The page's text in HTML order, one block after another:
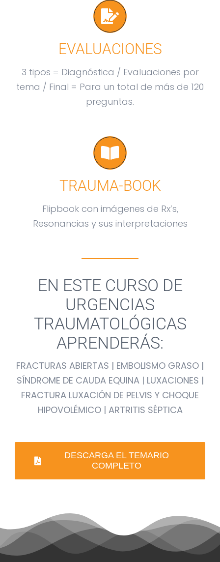
EVALUACIONES
3 tipos = Diagnóstica / Evaluaciones por
tema / Final = Para un total de más de 120
preguntas.
TRAUMA-BOOK
Flipbook con imágenes de Rx’s,
Resonancias y sus interpretaciones
EN ESTE CURSO DE
URGENCIAS
TRAUMATOLÓGICAS
APRENDERÁS:
FRACTURAS ABIERTAS | EMBOLISMO GRASO |
SÍNDROME DE CAUDA EQUINA | LUXACIONES |
FRACTURA LUXACIÓN DE PELVIS Y CHOQUE
HIPOVOLÉMICO | ARTRITIS SÉPTICA
DESCARGA EL TEMARIO
COMPLETO